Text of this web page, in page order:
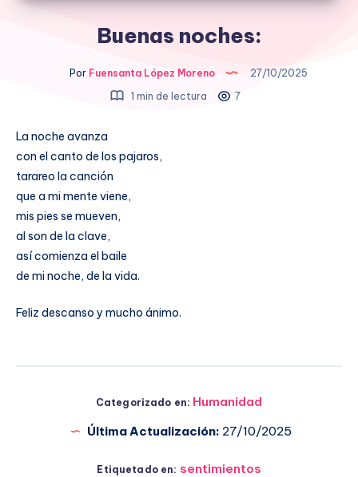
Buenas noches:
PorFuensanta López Moreno
27/10/2025
1 min de lectura
7
La noche avanza
con el canto de los pajaros,
tarareo la canción
que a mi mente viene,
mis pies se mueven,
al son de la clave,
así comienza el baile
de mi noche, de la vida.
Feliz descanso y mucho ánimo.
Categorizado en: Humanidad
Última Actualización: 27/10/2025
Etiquetado en: sentimientos